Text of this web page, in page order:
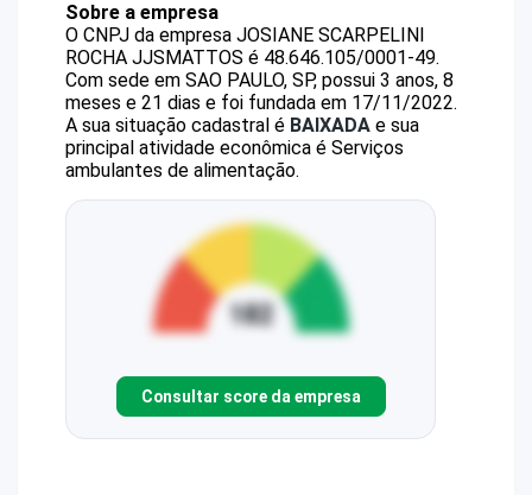
Sobre a empresa
O CNPJ da empresa JOSIANE SCARPELINI
ROCHA JJSMATTOS é 48.646.105/0001-49.
Com sede em SAO PAULO, SP, possui 3 anos, 8
meses e 21 dias e foi fundada em 17/11/2022.
A sua situação cadastral é BAIXADA e sua
principal atividade econômica é Serviços
ambulantes de alimentação.
Consultar score da empresa